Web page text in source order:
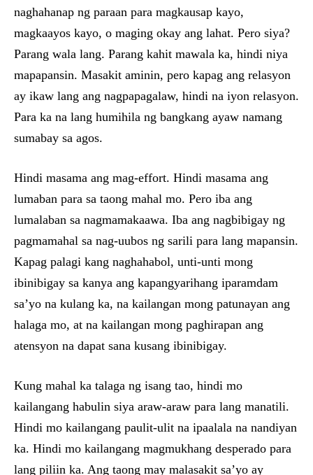
naghahanap ng paraan para magkausap kayo,
magkaayos kayo, o maging okay ang lahat. Pero siya?
Parang wala lang. Parang kahit mawala ka, hindi niya
mapapansin. Masakit aminin, pero kapag ang relasyon
ay ikaw lang ang nagpapagalaw, hindi na iyon relasyon.
Para ka na lang humihila ng bangkang ayaw namang
sumabay sa agos.
Hindi masama ang mag-effort. Hindi masama ang
lumaban para sa taong mahal mo. Pero iba ang
lumalaban sa nagmamakaawa. Iba ang nagbibigay ng
pagmamahal sa nag-uubos ng sarili para lang mapansin.
Kapag palagi kang naghahabol, unti-unti mong
ibinibigay sa kanya ang kapangyarihang iparamdam
sa’yo na kulang ka, na kailangan mong patunayan ang
halaga mo, at na kailangan mong paghirapan ang
atensyon na dapat sana kusang ibinibigay.
Kung mahal ka talaga ng isang tao, hindi mo
kailangang habulin siya araw-araw para lang manatili.
Hindi mo kailangang paulit-ulit na ipaalala na nandiyan
ka. Hindi mo kailangang magmukhang desperado para
lang piliin ka. Ang taong may malasakit sa’yo ay